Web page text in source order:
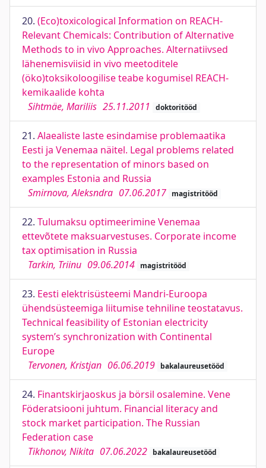
20. (Eco)toxicological Information on REACH-
Relevant Chemicals: Contribution of Alternative
Methods to in vivo Approaches. Alternatiivsed
lähenemisviisid in vivo meetoditele
(öko)toksikoloogilise teabe kogumisel REACH-
kemikaalide kohta
Sihtmäe, Mariliis 25.11.2011 doktoritööd
21. Alaealiste laste esindamise problemaatika
Eesti ja Venemaa näitel. Legal problems related
to the representation of minors based on
examples Estonia and Russia
Smirnova, Aleksndra 07.06.2017 magistritööd
22. Tulumaksu optimeerimine Venemaa
ettevõtete maksuarvestuses. Corporate income
tax optimisation in Russia
Tarkin, Triinu 09.06.2014 magistritööd
23. Eesti elektrisüsteemi Mandri-Euroopa
ühendsüsteemiga liitumise tehniline teostatavus.
Technical feasibility of Estonian electricity
system’s synchronization with Continental
Europe
Tervonen, Kristjan 06.06.2019 bakalaureusetööd
24. Finantskirjaoskus ja börsil osalemine. Vene
Föderatsiooni juhtum. Financial literacy and
stock market participation. The Russian
Federation case
Tikhonov, Nikita 07.06.2022 bakalaureusetööd